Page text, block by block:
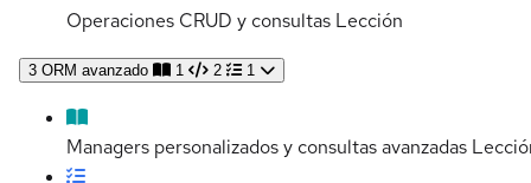
Operaciones CRUD y consultas Lección
3 ORM avanzado 1 2 1
Managers personalizados y consultas avanzadas